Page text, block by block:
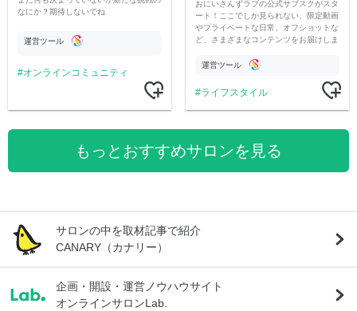
なにか？期待しないでね
運営ツール
オンラインコミュニティ
おにいさんずラブの公式サブスクがスタ
ート！ここでしか見られない、限定動画
やプライベートな日常、オフショットな
ど、さまざまなコンテンツをお届けしま
運営ツール
ライフスタイル
もっとおすすめサロンを見る
サロンの中を取材記事で紹介
CANARY（カナリー）
企画・開設・運営ノウハウサイト
オンラインサロンLab.